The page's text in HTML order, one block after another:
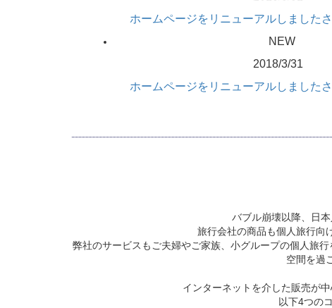
ホームページをリニューアルしました
NEW
2018/3/31
ホームページをリニューアルしました
バブル崩壊以降、日
旅行会社の商品も個人旅行向
弊社のサービスもご夫婦やご家族、小グループの個人旅
空間を過
インターネットを介した販売が
以下4つの